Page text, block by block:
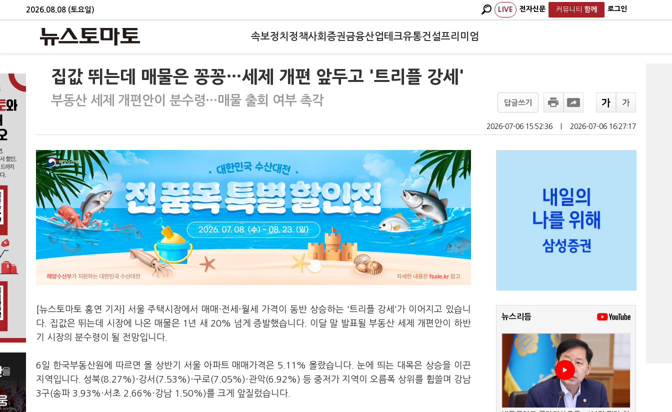
2026.08.08 (토요일) LIVE 전자신문 커뮤니티 함께 로그인
속보정치 정책사회 증권금융산업테크유통건설프리미엄
집값 뛰는데 매물은 꽁꽁…세제 개편 앞두고 '트리플 강세'
부동산 세제 개편안이 분수령…매물 출회 여부 촉각 답글쓰기
2026-07-06 15:52:36 2026-07-06 16:27:17
[뉴스토마토 홍연 기자] 서울 주택시장에서 매매·전세·월세 가격이 동반 상승하는 '트리플 강세'가 이어지고 있습니
다. 집값은 뛰는데 시장에 나온 매물은 1년 새 20% 넘게 증발했습니다. 이달 말 발표될 부동산 세제 개편안이 하반
기 시장의 분수령이 될 전망입니다.
6일 한국부동산원에 따르면 올 상반기 서울 아파트 매매가격은 5.11% 올랐습니다. 눈에 띄는 대목은 상승을 이끈
지역입니다. 성북(8.27%)·강서(7.53%)·구로(7.05%)·관악(6.92%) 등 중저가 지역이 오름폭 상위를 휩쓸며 강남
3구(송파 3.93%·서초 2.66%·강남 1.50%)를 크게 앞질렀습니다.
뉴스리듬